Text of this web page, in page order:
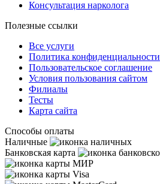
Консультация нарколога
Полезные ссылки
Все услуги
Политика конфиденциальности
Пользовательское cоглашение
Условия пользования сайтом
Филиалы
Тесты
Карта сайта
Способы оплаты
Наличные
Банковская карта